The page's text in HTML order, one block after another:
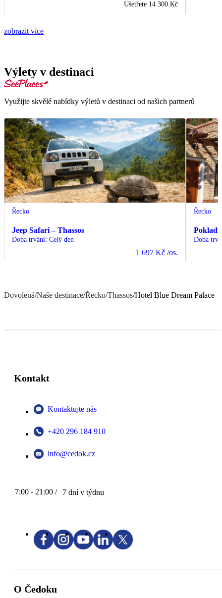
Ušetřete 14 300 Kč
zobrazit více
Výlety v destinaci
Využijte skvělé nabídky výletů v destinaci od našich partnerů
Řecko
Jeep Safari – Thassos
Doba trvání: Celý den
1 697 Kč /os.
Řecko
Doba
Dovolená/Naše destinace/Řecko/Thassos/Hotel Blue Dream Palace
Kontakt
Kontaktujte nás
+420 296 184 910
info@cedok.cz
7:00 - 21:00 / 7 dní v týdnu
O Čedoku